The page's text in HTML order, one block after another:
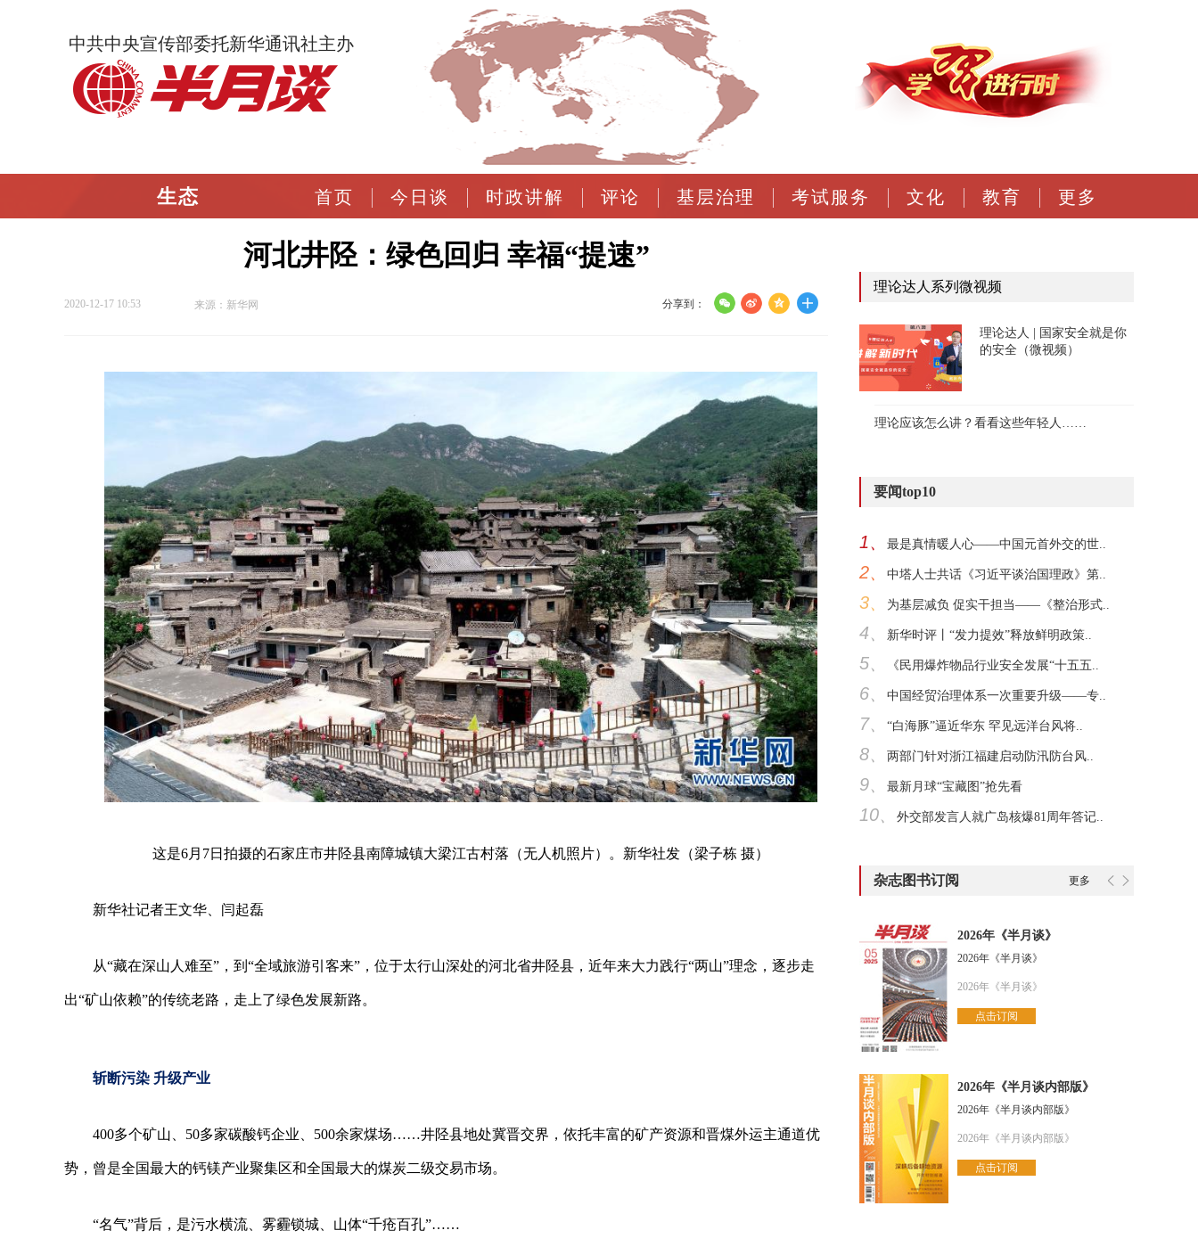
中共中央宣传部委托新华通讯社主办
生态 首页 今日谈 时政讲解 评论 基层治理 考试服务 文化 教育 更多
河北井陉：绿色回归 幸福“提速”
2020-12-17 10:53 来源：新华网 分享到：
这是6月7日拍摄的石家庄市井陉县南障城镇大梁江古村落（无人机照片）。新华社发（梁子栋 摄）
新华社记者王文华、闫起磊
从“藏在深山人难至”，到“全域旅游引客来”，位于太行山深处的河北省井陉县，近年来大力践行“两山”理念，逐步走
出“矿山依赖”的传统老路，走上了绿色发展新路。
斩断污染 升级产业
400多个矿山、50多家碳酸钙企业、500余家煤场……井陉县地处冀晋交界，依托丰富的矿产资源和晋煤外运主通道优
势，曾是全国最大的钙镁产业聚集区和全国最大的煤炭二级交易市场。
“名气”背后，是污水横流、雾霾锁城、山体“千疮百孔”……
理论达人系列微视频
理论达人 | 国家安全就是你
的安全（微视频）
理论应该怎么讲？看看这些年轻人……
要闻top10
1、 最是真情暖人心——中国元首外交的世..
2、 中塔人士共话《习近平谈治国理政》第..
3、 为基层减负 促实干担当——《整治形式..
4、 新华时评丨“发力提效”释放鲜明政策..
5、 《民用爆炸物品行业安全发展“十五五..
6、 中国经贸治理体系一次重要升级——专..
7、 “白海豚”逼近华东 罕见远洋台风将..
8、 两部门针对浙江福建启动防汛防台风..
9、 最新月球“宝藏图”抢先看
10、 外交部发言人就广岛核爆81周年答记..
杂志图书订阅 更多
2026年《半月谈》
2026年《半月谈》
2026年《半月谈》
点击订阅
2026年《半月谈内部版》
2026年《半月谈内部版》
2026年《半月谈内部版》
点击订阅